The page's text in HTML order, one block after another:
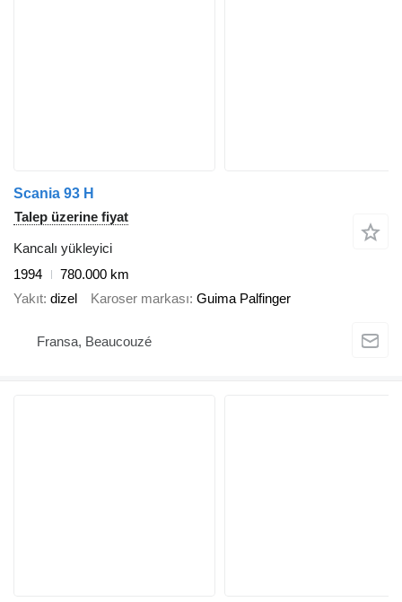
Scania 93 H
Talep üzerine fiyat
Kancalı yükleyici
1994
780.000 km
Yakıt dizel Karoser markası Guima Palfinger
Fransa, Beaucouzé